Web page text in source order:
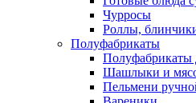
Чурросы
Роллы,
Полуфабрикаты
Полуфабрикаты
Шашлыки и
Пельмени